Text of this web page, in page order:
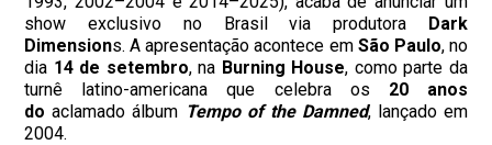
show exclusivo no Brasil via produtora Dark
Dimensions. A apresentação acontece em São Paulo, no
dia 14 de setembro, na Burning House, como parte da
turnê latino-americana que celebra os 20 anos
doaclamado álbum Tempo of the Damned, lançado em
2004.